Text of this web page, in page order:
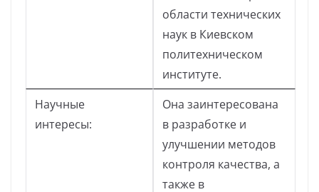
области технических
наук в Киевском
политехническом
институте.
Научные
интересы:
Она заинтересована
в разработке и
улучшении методов
контроля качества, а
также в